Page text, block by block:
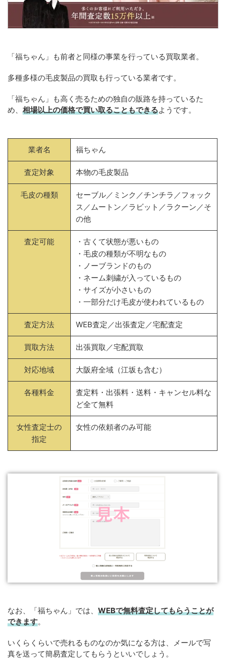
「福ちゃん」も前者と同様の事業を行っている買取業者。
多種多様の毛皮製品の買取も行っている業者です。
「福ちゃん」も高く売るための独自の販路を持っているた
め、 相場以上の価格で買い取ることもできるようです。
業者名 福ちゃん
査定対象 本物の毛皮製品
毛皮の種類
セーブル／ミンク／チンチラ／フォック
ス／ムートン／ラビット／ラクーン／そ
の他
査定可能
・古くて状態が悪いもの
・毛皮の種類が不明なもの
・ノーブランドのもの
・ネーム刺繍が入っているもの
・サイズが小さいもの
・一部分だけ毛皮が使われているもの
査定方法 WEB査定／出張査定／宅配査定
買取方法 出張買取／宅配買取
対応地域 大阪府全域（江坂も含む）
各種料金
査定料・出張料・送料・キャンセル料な
ど全て無料
女性査定士の
指定
女性の依頼者のみ可能
なお、「福ちゃん」では、 WEBで無料査定してもらうことが
できます。
いくらくらいで売れるものなのか気になる方は、メールで写
真を送って簡易査定してもらうといいでしょう。